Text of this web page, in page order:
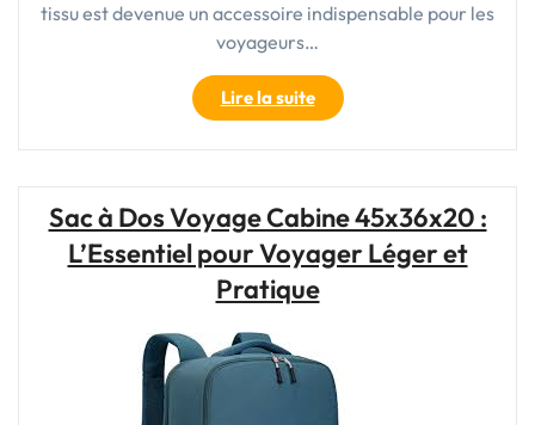
tissu est devenue un accessoire indispensable pour les
voyageurs…
Lire la suite"Valise
Cabine
en
L’alliance
parfaite
de
praticité
d’élégance
pour
vos
Sac à Dos Voyage Cabine 45x36x20 :
L’Essentiel pour Voyager Léger et
Pratique